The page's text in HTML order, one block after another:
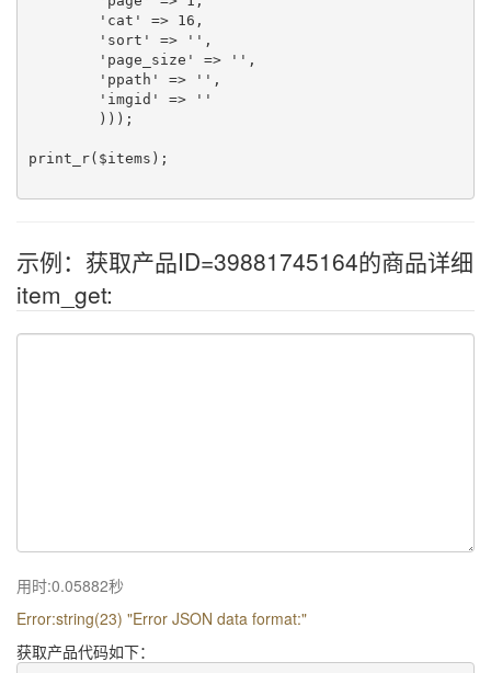
print_r($items);
示例：获取产品ID=39881745164的商品详细
item_get:
用时:0.05882秒
Error:string(23) "Error JSON data format:"
获取产品代码如下：